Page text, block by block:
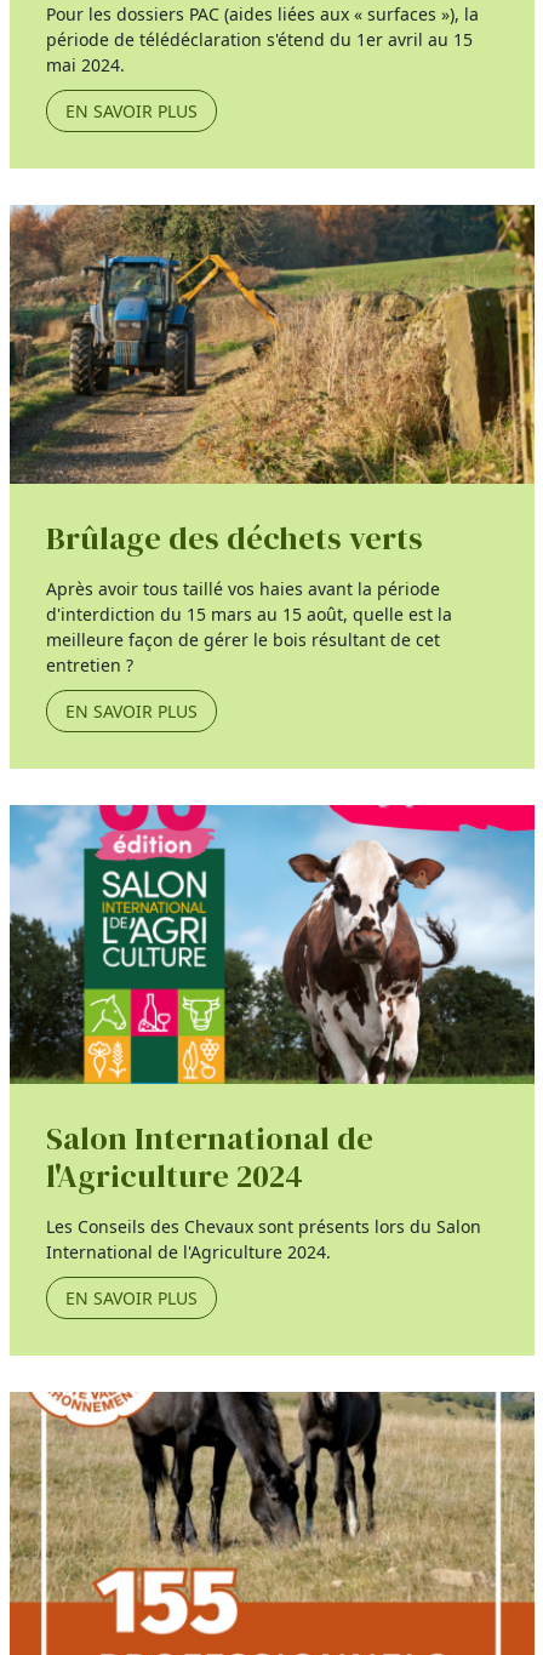
Pour les dossiers PAC (aides liées aux « surfaces »), la
période de télédéclaration s'étend du 1er avril au 15
mai 2024.
EN SAVOIR PLUS
Brûlage des déchets verts
Après avoir tous taillé vos haies avant la période
d'interdiction du 15 mars au 15 août, quelle est la
meilleure façon de gérer le bois résultant de cet
entretien ?
EN SAVOIR PLUS
Salon International de
l'Agriculture 2024
Les Conseils des Chevaux sont présents lors du Salon
International de l'Agriculture 2024.
EN SAVOIR PLUS